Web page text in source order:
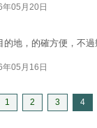
年05月20日
的地，的確方便，不
年05月16日
1 2 3 4